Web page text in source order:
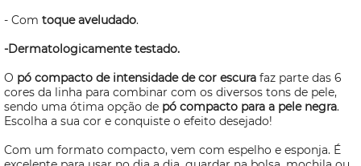
- Com toque aveludado.
-Dermatologicamente testado.
O pó compacto de intensidade de cor escura faz parte das 6
cores da linha para combinar com os diversos tons de pele,
sendo uma ótima opção de pó compacto para a pele negra.
Escolha a sua cor e conquiste o efeito desejado!
Com um formato compacto, vem com espelho e esponja. É